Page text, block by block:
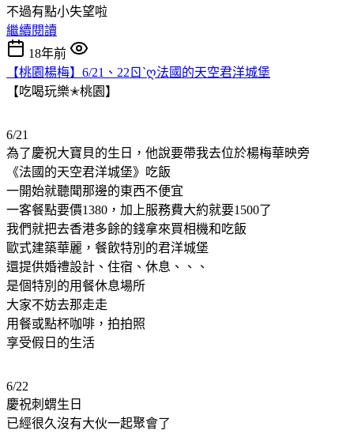
不過有點小失望啦
繼續閱讀
18年前
【桃園楊梅】6/21、22ㄖˋღ法國的天空君洋城堡
【吃喝玩樂✭桃園】
6/21
為了慶祝大寶貝的生日，他說要帶我去位於楊梅華映旁
《法國的天空君洋城堡》吃飯
一開始就聽聞那邊的東西不便宜
一客餐點要價1380，加上服務費大約就要1500了
我們就把去香港多餘的錢拿來買相機和吃飯
歐式建築華麗，餐飲特別的君洋城堡
還提供婚禮設計、住宿、休息、、、
是個特別的用餐休息場所
大家不妨去那走走
用餐或點杯咖啡，拍拍照
享受假日的生活
6/22
慶祝刺蝟生日
已經很久沒有大伙一起聚會了